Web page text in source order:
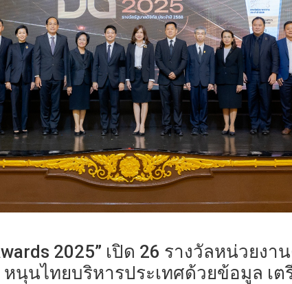
2025” เปิด 26 รางวัลหน่วยง
นุนไทยบริหารประเทศด้วยข้อมูล เต